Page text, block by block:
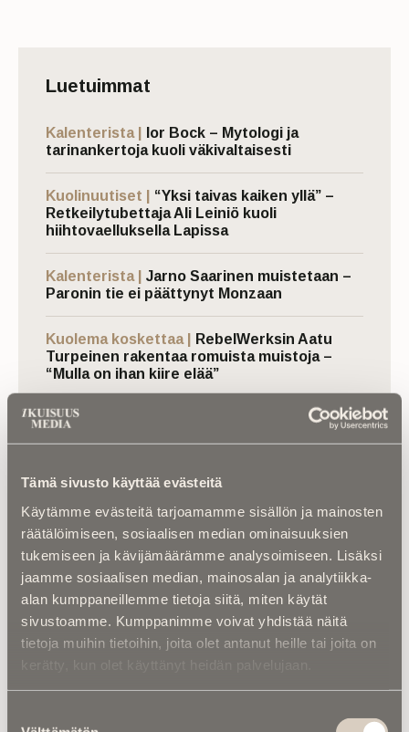
Tämä sivusto käyttää evästeitä
Käytämme evästeitä tarjoamamme sisällön ja mainosten
räätälöimiseen, sosiaalisen median ominaisuuksien
tukemiseen ja kävijämäärämme analysoimiseen. Lisäksi
jaamme sosiaalisen median, mainosalan ja analytiikka-
alan kumppaneillemme tietoja siitä, miten käytät
sivustoamme. Kumppanimme voivat yhdistää näitä
tietoja muihin tietoihin, joita olet antanut heille tai joita on
Luetuimmat
Kalenterista |
Ior Bock – Mytologi ja
tarinankertoja kuoli väkivaltaisesti
Kuolinuutiset |
“Yksi taivas kaiken yllä” –
Retkeilytubettaja Ali Leiniö kuoli
hiihtovaelluksella Lapissa
Kalenterista |
Jarno Saarinen muistetaan –
Paronin tie ei päättynyt Monzaan
Kuolema koskettaa |
RebelWerksin Aatu
Turpeinen rakentaa romuista muistoja –
“Mulla on ihan kiire elää”
Asiantuntijoilta |
Luitko jo nämä?